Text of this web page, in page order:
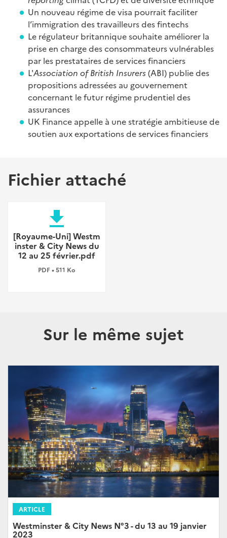
Un nouveau régime de visa pourrait faciliter
l’immigration des travailleurs des fintechs
Le régulateur britannique souhaite améliorer la
prise en charge des consommateurs vulnérables
par les prestataires de services financiers
L'Association of British Insurers(ABI) publie des
propositions adressées au gouvernement
concernant le futur régime prudentiel des
assurances
UK Finance appelle à une stratégie ambitieuse de
soutien aux exportations de services financiers
Fichier attaché
file_download
[Royaume-Uni] Westm
inster & City News du
12 au 25 février.pdf
PDF • 511 Ko
Sur le même sujet
ARTICLE
Westminster & City News N°3 - du 13 au 19 janvier
2023